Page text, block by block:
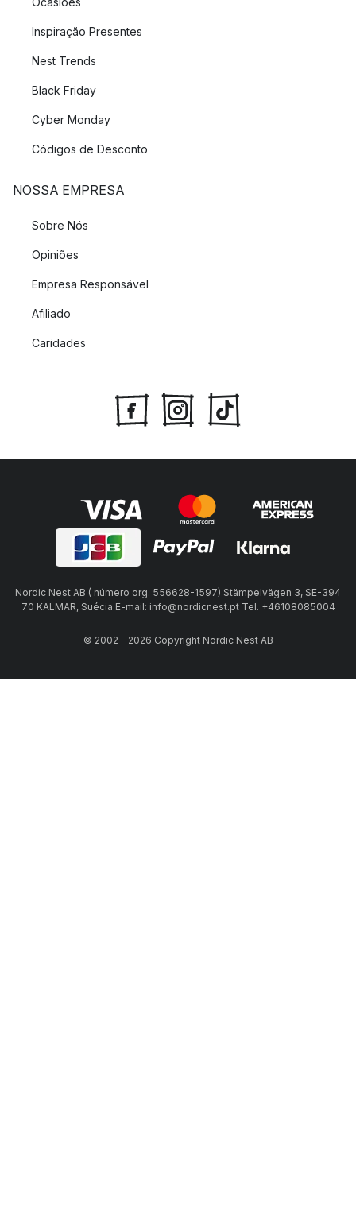
Inspiração Presentes
Nest Trends
Black Friday
Cyber Monday
Códigos de Desconto
NOSSA EMPRESA
Sobre Nós
Opiniões
Empresa Responsável
Afiliado
Caridades
Nordic Nest AB ( número org. 556628-1597) Stämpelvägen 3, SE-394
70 KALMAR, Suécia E-mail: info@nordicnest.pt Tel. +46108085004
© 2002 - 2026 Copyright Nordic Nest AB